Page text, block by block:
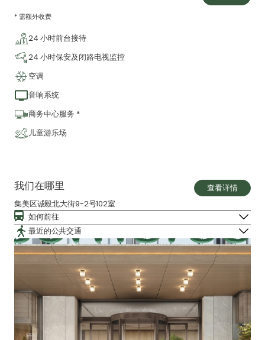
* 需额外收费
24 小时前台接待
24 小时保安及闭路电视监控
空调
音响系统
商务中心服务 *
儿童游乐场
我们在哪里
查看详情
集美区诚毅北大街9-2号102室
如何前往
最近的公共交通